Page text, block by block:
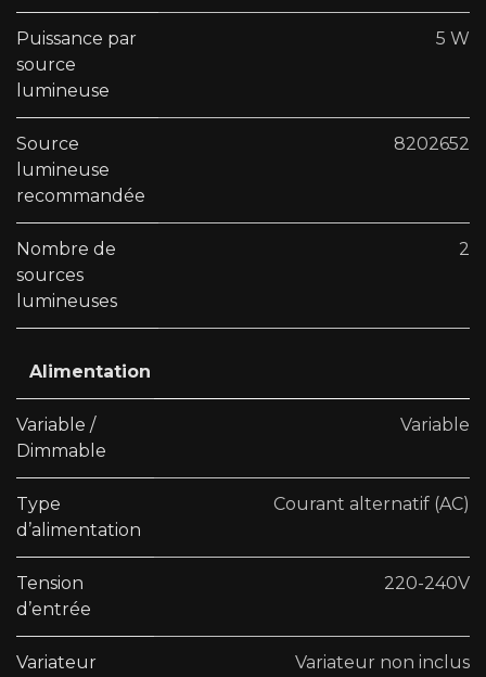
Puissance par
source
lumineuse
5 W
Source
lumineuse
recommandée
8202652
Nombre de
sources
lumineuses
2
Alimentation
Variable /
Dimmable
Variable
Type
d’alimentation
Courant alternatif (AC)
Tension
d’entrée
220-240V
Variateur
Variateur non inclus